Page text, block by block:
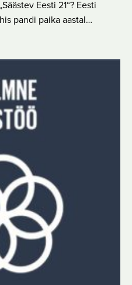
Eesti 21“? Eesti
pandi paika aastal…